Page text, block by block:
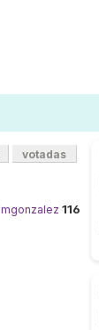
votadas
mgonzalez 116